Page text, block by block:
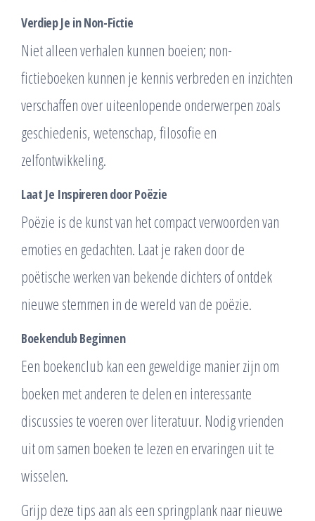
Verdiep Je in Non-Fictie
Niet alleen verhalen kunnen boeien; non-
fictieboeken kunnen je kennis verbreden en inzichten
verschaffen over uiteenlopende onderwerpen zoals
geschiedenis, wetenschap, filosofie en
zelfontwikkeling.
Laat Je Inspireren door Poëzie
Poëzie is de kunst van het compact verwoorden van
emoties en gedachten. Laat je raken door de
poëtische werken van bekende dichters of ontdek
nieuwe stemmen in de wereld van de poëzie.
Boekenclub Beginnen
Een boekenclub kan een geweldige manier zijn om
boeken met anderen te delen en interessante
discussies te voeren over literatuur. Nodig vrienden
uit om samen boeken te lezen en ervaringen uit te
wisselen.
Grijp deze tips aan als een springplank naar nieuwe